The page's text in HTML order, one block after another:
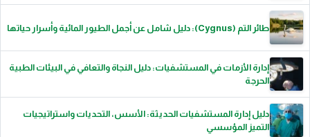
طائر التم (Cygnus): دليل شامل عن أجمل الطيور المائية وأسرار حياتها
إدارة الأزمات في المستشفيات: دليل النجاة والتعافي في البيئات الطبية
الحرجة
دليل إدارة المستشفيات الحديثة: الأسس، التحديات واستراتيجيات
التميز المؤسسي